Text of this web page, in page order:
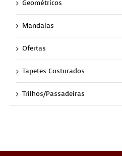
Geométricos
Mandalas
Ofertas
Tapetes Costurados
Trilhos/Passadeiras